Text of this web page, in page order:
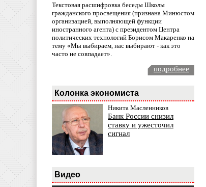
Текстовая расшифровка беседы Школы
гражданского просвещения (признана Минюстом
организацией, выполняющей функции
иностранного агента) с президентом Центра
политических технологий Борисом Макаренко на
тему «Мы выбираем, нас выбирают - как это
часто не совпадает».
подробнее
Колонка экономиста
Никита Масленников
Банк России снизил
ставку и ужесточил
сигнал
Видео